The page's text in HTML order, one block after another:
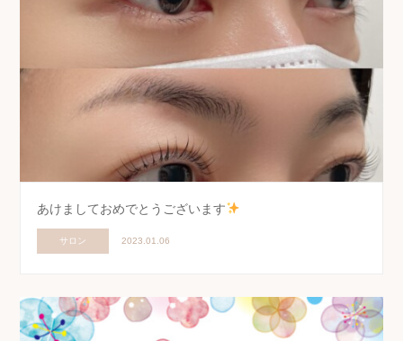
あけましておめでとうございます
サロン 2023.01.06